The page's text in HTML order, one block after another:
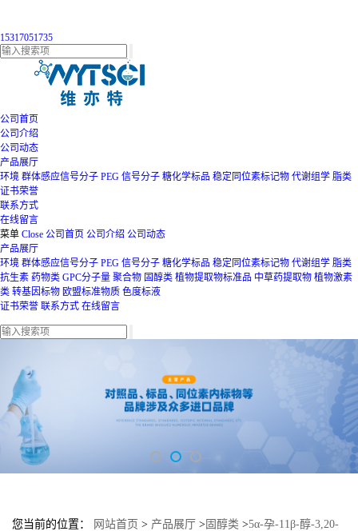
15317051735
公司首页
公司介绍
公司动态
产品展厅
环境 群体感应信号分子 PEG 信号分子 糖化学标品 稳定同位素标记物 代谢组学 脂类
证书荣誉
联系方式
在线留言
菜单 Close 公司首页 公司介绍 公司动态
产品展厅
环境 群体感应信号分子 PEG 信号分子 糖化学标品 稳定同位素标记物 代谢组学 脂类
抗生素 药物类 GPC分子量 聚合物 固醇类 植物提取物标准品 中草药提取物 植物激素
类 转基因标物 欧盟标准物质 色度标液
证书荣誉 联系方式 在线留言
您当前的位置： 网站首页 > 产品展厅 > 固醇类 >5α-孕-11β-醇-3,20-